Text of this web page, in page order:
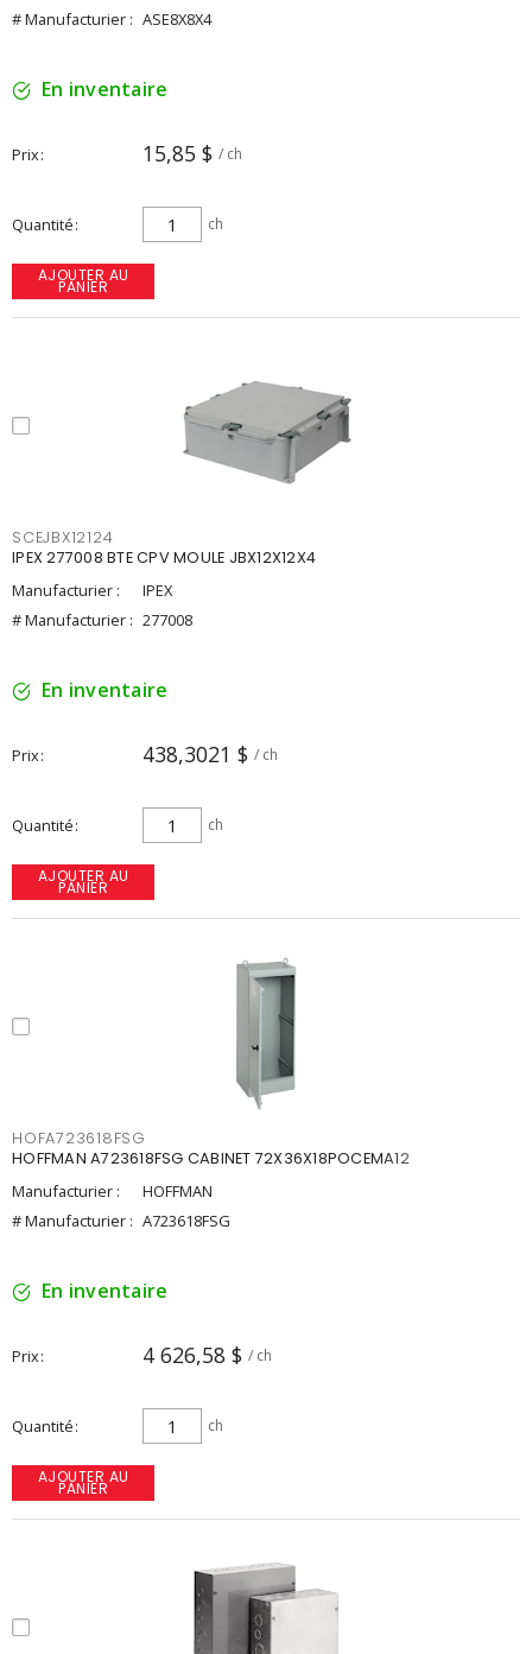
# Manufacturier : ASE8X8X4
En inventaire
Prix 15,85 $ / ch
Quantité ch
AJOUTER AU
PANIER
SCEJBX12124
IPEX 277008 BTE CPV MOULE JBX12X12X4
Manufacturier :
IPEX
# Manufacturier : 277008
En inventaire
Prix 438,3021 $ / ch
Quantité ch
AJOUTER AU
PANIER
HOFA723618FSG
HOFFMAN A723618FSG CABINET 72X36X18POCEMA12
Manufacturier :
HOFFMAN
# Manufacturier : A723618FSG
En inventaire
Prix 4 626,58 $ / ch
Quantité ch
AJOUTER AU
PANIER